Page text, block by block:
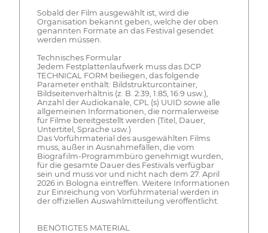
Sobald der Film ausgewählt ist, wird die
Organisation bekannt geben, welche der oben
genannten Formate an das Festival gesendet
werden müssen.
Technisches Formular
Jedem Festplattenlaufwerk muss das DCP
TECHNICAL FORM beiliegen, das folgende
Parameter enthält: Bildstrukturcontainer,
Bildseitenverhältnis (z. B. 2:39, 1:85, 16:9 usw.),
Anzahl der Audiokanäle, CPL (s) UUID sowie alle
allgemeinen Informationen, die normalerweise
für Filme bereitgestellt werden (Titel, Dauer,
Untertitel, Sprache usw.)
Das Vorführmaterial des ausgewählten Films
muss, außer in Ausnahmefällen, die vom
Biografilm-Programmbüro genehmigt wurden,
für die gesamte Dauer des Festivals verfügbar
sein und muss vor und nicht nach dem 27. April
2026 in Bologna eintreffen. Weitere Informationen
zur Einreichung von Vorführmaterial werden in
der offiziellen Auswahlmitteilung veröffentlicht.
BENÖTIGTES MATERIAL